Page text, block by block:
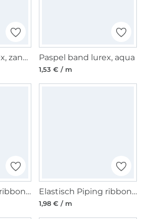
Paspel band lurex, zandkleurig Paspel band lurex, aqua
1,53 € / m
Elastisch Piping ribbon, roze Elastisch Piping ribbon, marineblauw
1,98 € / m